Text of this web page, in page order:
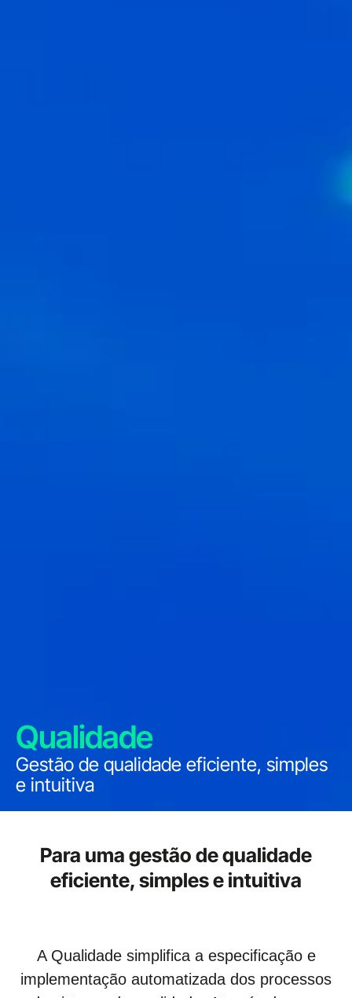
Qualidade
Gestão de qualidade eficiente, simples
e intuitiva
Para uma gestão de qualidade
eficiente, simples e intuitiva
A Qualidade simplifica a especificação e
implementação automatizada dos processos